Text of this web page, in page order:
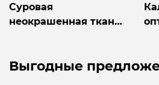
Суровая
неокрашенная ткань
Выгодные